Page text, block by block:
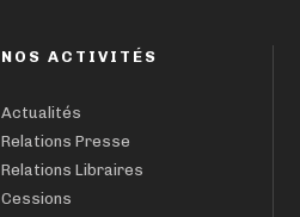
NOS ACTIVITÉS
Actualités
Relations Presse
Relations Libraires
Cessions